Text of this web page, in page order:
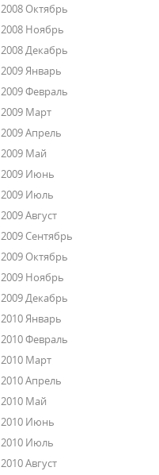
2008 Октябрь
2008 Ноябрь
2008 Декабрь
2009 Январь
2009 Февраль
2009 Март
2009 Апрель
2009 Май
2009 Июнь
2009 Июль
2009 Август
2009 Сентябрь
2009 Октябрь
2009 Ноябрь
2009 Декабрь
2010 Январь
2010 Февраль
2010 Март
2010 Апрель
2010 Май
2010 Июнь
2010 Июль
2010 Август